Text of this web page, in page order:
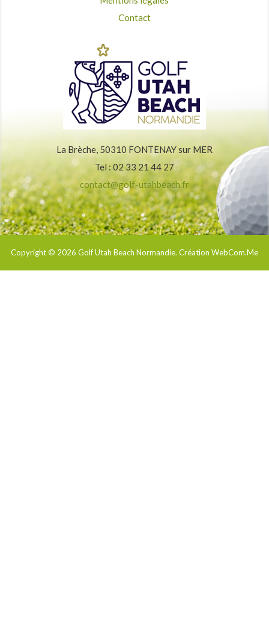
Contact
La Brèche, 50310 FONTENAY sur MER
Tel : 02 33 21 44 27
contact@golf-utahbeach.fr
Copyright © 2026 Golf Utah Beach Normandie. Création WebCom.Me